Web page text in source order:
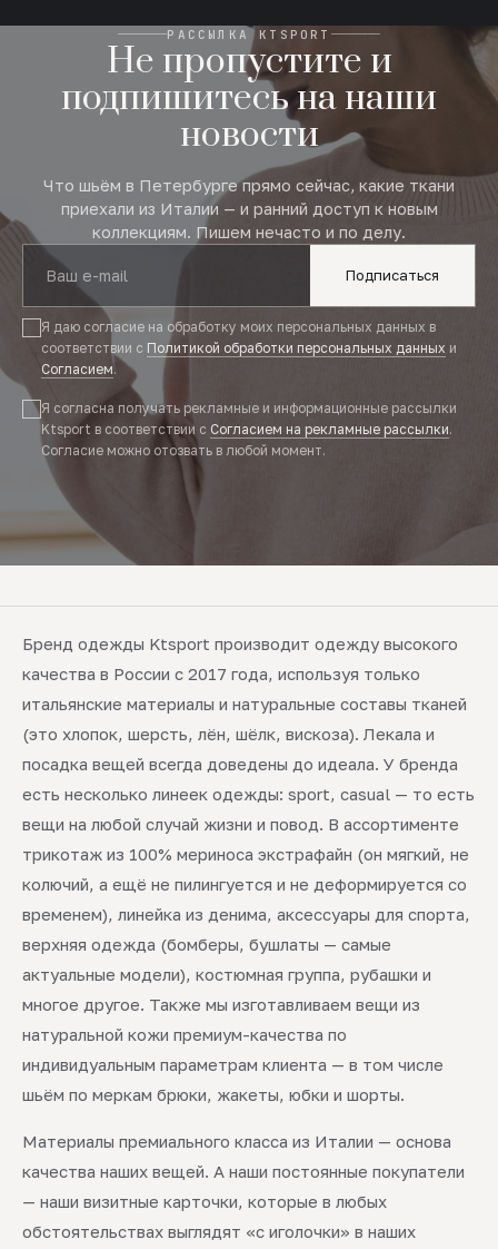
РАССЫЛКА KTSPORT
Не пропустите и
подпишитесь на наши
новости
Что шьём в Петербурге прямо сейчас, какие ткани
приехали из Италии — и ранний доступ к новым
коллекциям. Пишем нечасто и по делу.
Подписаться
Я даю согласие на обработку моих персональных данных в
соответствии с Политикой обработки персональных данных и
Согласием.
Я согласна получать рекламные и информационные рассылки
Ktsport в соответствии с Согласием на рекламные рассылки.
Согласие можно отозвать в любой момент.
Бренд одежды Ktsport производит одежду высокого
качества в России с 2017 года, используя только
итальянские материалы и натуральные составы тканей
(это хлопок, шерсть, лён, шёлк, вискоза). Лекала и
посадка вещей всегда доведены до идеала. У бренда
есть несколько линеек одежды: sport, casual — то есть
вещи на любой случай жизни и повод. В ассортименте
трикотаж из 100% мериноса экстрафайн (он мягкий, не
колючий, а ещё не пилингуется и не деформируется со
временем), линейка из денима, аксессуары для спорта,
верхняя одежда (бомберы, бушлаты — самые
актуальные модели), костюмная группа, рубашки и
многое другое. Также мы изготавливаем вещи из
натуральной кожи премиум-качества по
индивидуальным параметрам клиента — в том числе
шьём по меркам брюки, жакеты, юбки и шорты.
Материалы премиального класса из Италии — основа
качества наших вещей. А наши постоянные покупатели
— наши визитные карточки, которые в любых
обстоятельствах выглядят «с иголочки» в наших